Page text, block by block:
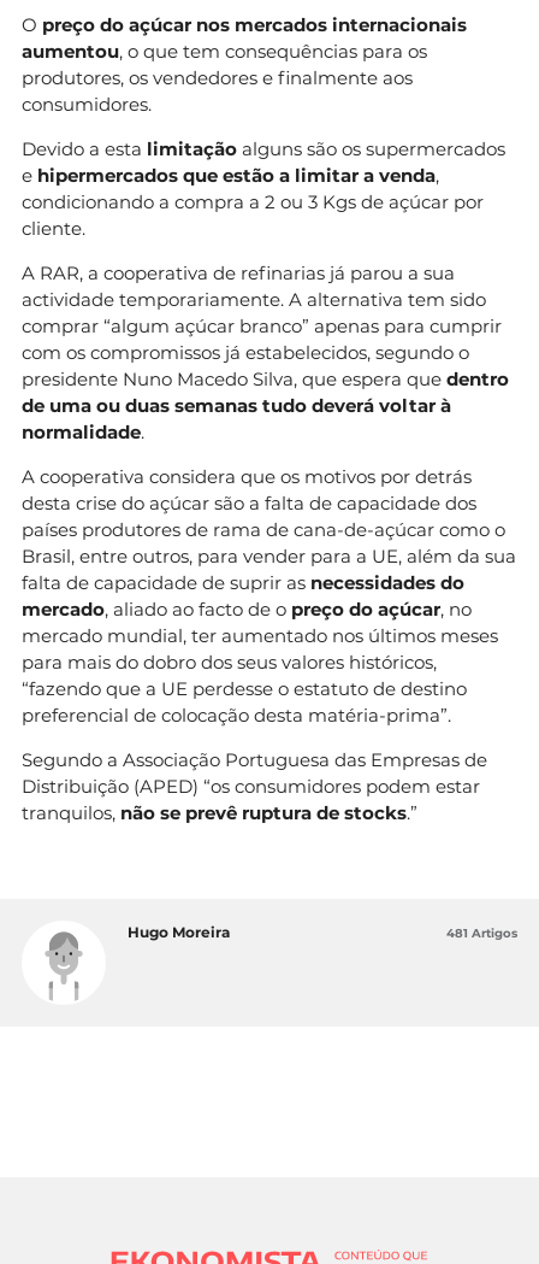
O preço do açúcar nos mercados internacionais
aumentou, o que tem consequências para os
produtores, os vendedores e finalmente aos
consumidores.
Devido a esta limitação alguns são os supermercados
e hipermercados que estão a limitar a venda,
condicionando a compra a 2 ou 3 Kgs de açúcar por
cliente.
A RAR, a cooperativa de refinarias já parou a sua
actividade temporariamente. A alternativa tem sido
comprar “algum açúcar branco” apenas para cumprir
com os compromissos já estabelecidos, segundo o
presidente Nuno Macedo Silva, que espera que dentro
de uma ou duas semanas tudo deverá voltar à
normalidade.
A cooperativa considera que os motivos por detrás
desta crise do açúcar são a falta de capacidade dos
países produtores de rama de cana-de-açúcar como o
Brasil, entre outros, para vender para a UE, além da sua
falta de capacidade de suprir as necessidades do
mercado, aliado ao facto de o preço do açúcar, no
mercado mundial, ter aumentado nos últimos meses
para mais do dobro dos seus valores históricos,
“fazendo que a UE perdesse o estatuto de destino
preferencial de colocação desta matéria-prima”.
Segundo a Associação Portuguesa das Empresas de
Distribuição (APED) “os consumidores podem estar
tranquilos, não se prevê ruptura de stocks.”
Hugo Moreira 481 Artigos